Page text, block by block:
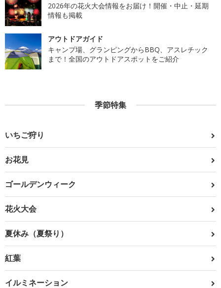
2026年の花火大会情報をお届け！開催・中止・延期
情報も掲載
アウトドアガイド
キャンプ場、グランピングからBBQ、アスレチック
まで！全国のアウトドアスポットをご紹介
季節特集
いちご狩り
お花見
ゴールデンウィーク
花火大会
夏休み（夏祭り）
紅葉
イルミネーション